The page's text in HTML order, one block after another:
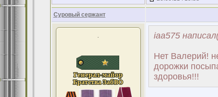
Суровый сержант
. iaa575
Нет Валерий!
дорожки
здоровья!!!